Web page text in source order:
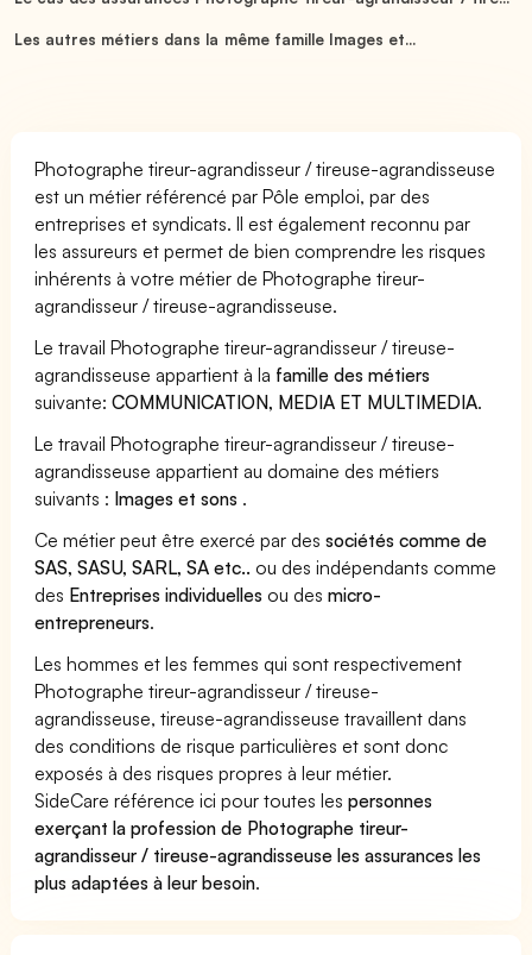
Les autres métiers dans la même famille Images et...
Photographe tireur-agrandisseur / tireuse-agrandisseuse
est un métier référencé par Pôle emploi, par des
entreprises et syndicats. Il est également reconnu par
les assureurs et permet de bien comprendre les risques
inhérents à votre métier de Photographe tireur-
agrandisseur / tireuse-agrandisseuse.
Le travail Photographe tireur-agrandisseur / tireuse-
agrandisseuse appartient à la famille des métiers
suivante:COMMUNICATION, MEDIA ET MULTIMEDIA.
Le travail Photographe tireur-agrandisseur / tireuse-
agrandisseuse appartient au domaine des métiers
suivants : Images et sons .
Ce métier peut être exercé par dessociétés comme de
SAS, SASU, SARL, SA etc.. ou des indépendants comme
des Entreprises individuelles ou desmicro-
entrepreneurs.
Les hommes et les femmes qui sont respectivement
Photographe tireur-agrandisseur / tireuse-
agrandisseuse, tireuse-agrandisseuse travaillent dans
des conditions de risque particulières et sont donc
exposés à des risques propres à leur métier.
SideCare référence ici pour toutes lespersonnes
exerçant la profession de Photographe tireur-
agrandisseur / tireuse-agrandisseuse les assurances les
plus adaptées à leur besoin.